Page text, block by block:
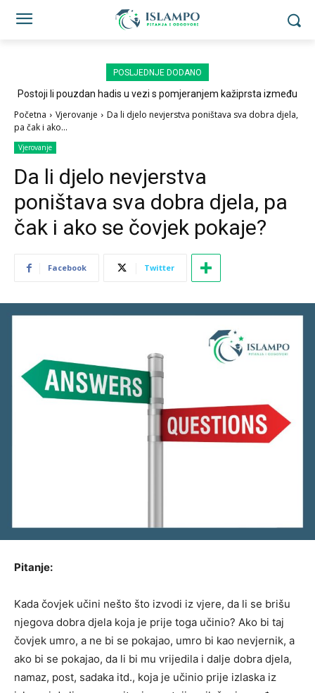
POSLJEDNJE DODANO
Postoji li pouzdan hadis u vezi s pomjeranjem kažiprsta između
Početna Vjerovanje
Da li djelo nevjerstva poništava sva dobra djela,
pa čak i ako...
Vjerovanje
Da li djelo nevjerstva
poništava sva dobra djela, pa
čak i ako se čovjek pokaje?
Facebook Twitter
Pitanje:
Kada čovjek učini nešto što izvodi iz vjere, da li se brišu
njegova dobra djela koja je prije toga učinio? Ako bi taj
čovjek umro, a ne bi se pokajao, umro bi kao nevjernik, a
ako bi se pokajao, da li bi mu vrijedila i dalje dobra djela,
namaz, post, sadaka itd., koja je učinio prije izlaska iz